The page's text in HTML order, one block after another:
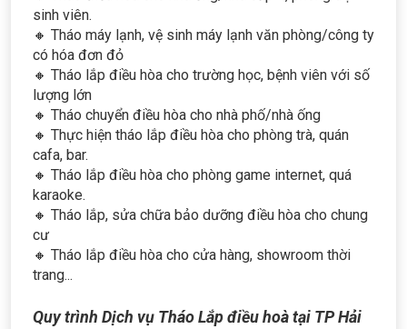
sinh viên.
🔸 Tháo máy lạnh, vệ sinh máy lạnh văn phòng/công ty
có hóa đơn đỏ
🔸 Tháo lắp điều hòa cho trường học, bệnh viên với số
lượng lớn
🔸 Tháo chuyển điều hòa cho nhà phố/nhà ống
🔸 Thực hiện tháo lắp điều hòa cho phòng trà, quán
cafa, bar.
🔸 Tháo lắp điều hòa cho phòng game internet, quá
karaoke.
🔸 Tháo lắp, sửa chữa bảo dưỡng điều hòa cho chung
cư
🔸 Tháo lắp điều hòa cho cửa hàng, showroom thời
trang...
Quy trình Dịch vụ Tháo Lắp điều hoà tại TP Hải